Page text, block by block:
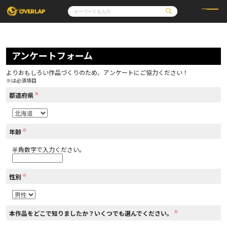
コミック
コミックガルド
コミッククリエ
LiQulle
ラブパルフェ
ライトノベル
ロサージュノベルス
その他
コミックエッセイ
通販・NEWS
OVERLAP STORE
アクセス
オーバーラップホールディングス
アンケートフォーム
よりおもしろい作品づくりのため、アンケートにご協力ください！
※は必須項目
都道府県 ※
年齢 ※
半角数字で入力ください。
性別 ※
本作品をどこで知りましたか？いくつでも選んでください。 ※